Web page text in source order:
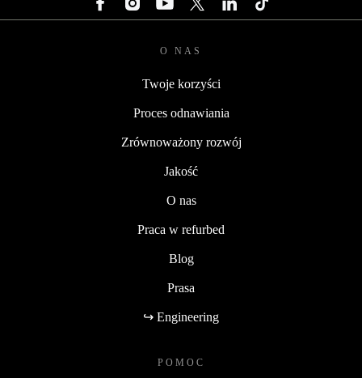
O NAS
Twoje korzyści
Proces odnawiania
Zrównoważony rozwój
Jakość
O nas
Praca w refurbed
Blog
Prasa
↪ Engineering
POMOC